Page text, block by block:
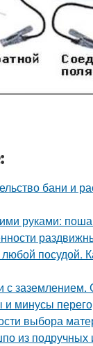
бани и
руками:
посудой.
с
минусы
выбора
из подручных